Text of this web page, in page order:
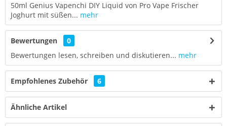
50ml Genius Vapenchi DIY Liquid von Pro Vape Frischer
Joghurt mit süßen... mehr
Bewertungen
0
Bewertungen lesen, schreiben und diskutieren... mehr
Empfohlenes Zubehör 6
Ähnliche Artikel